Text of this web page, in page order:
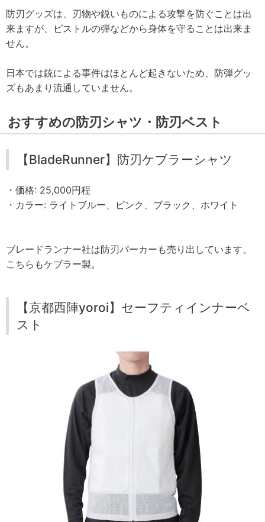
防刃グッズは、刃物や鋭いものによる攻撃を防ぐことは出
来ますが、ピストルの弾などから身体を守ることは出来ま
せん。
日本では銃による事件はほとんど起きないため、防弾グッ
ズもあまり流通していません。
おすすめの防刃シャツ・防刃ベスト
【BladeRunner】防刃ケブラーシャツ
・価格: 25,000円程
・カラー: ライトブルー、ピンク、ブラック、ホワイト
ブレードランナー社は防刃パーカーも売り出しています。
こちらもケブラー製。
【京都西陣yoroi】セーフティインナーベ
スト